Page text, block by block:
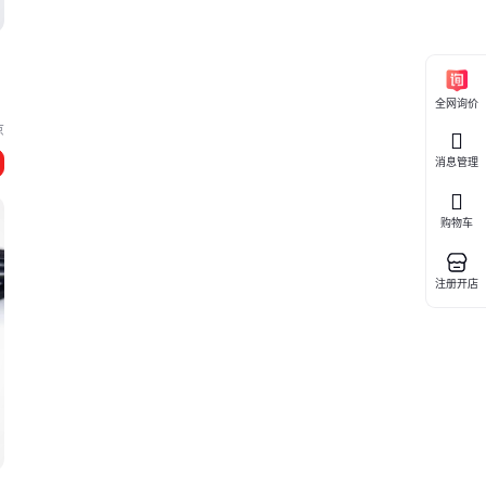
全网询价
消息管理
购物车
注册开店